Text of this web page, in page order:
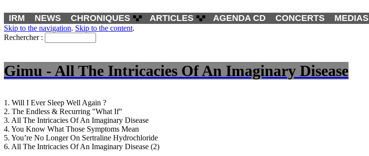
IRM NEWS CHRONIQUES ARTICLES AGENDA CD CONCERTS MEDIAS
Skip to the navigation. Skip to the content.
Rechercher :
Gimu - All The Intricacies Of An Imaginary Disease
1. Will I Ever Sleep Well Again ?
2. The Endless & Recurring "What If"
3. All The Intricacies Of An Imaginary Disease
4. You Know What Those Symptoms Mean
5. You’re No Longer On Sertraline Hydrochloride
6. All The Intricacies Of An Imaginary Disease (2)